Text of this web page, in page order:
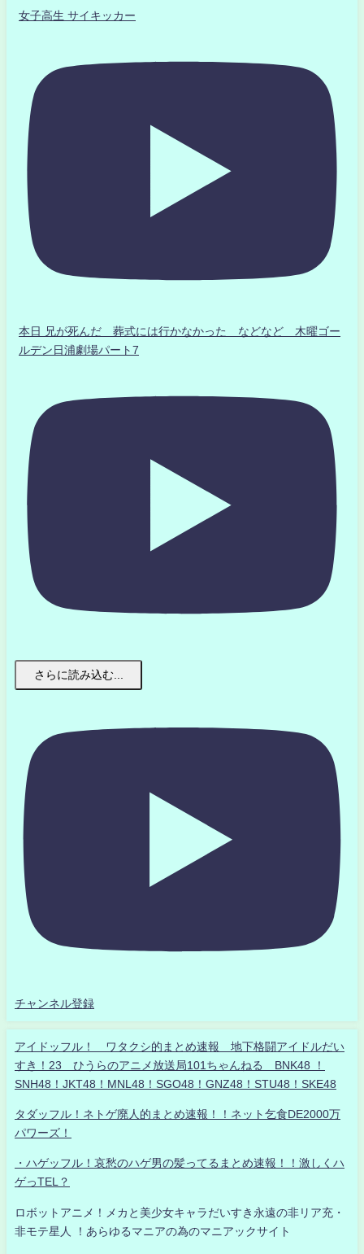
女子高生 サイキッカー
本日 兄が死んだ 葬式には行かなかった などなど 木曜ゴー
ルデン日浦劇場パート7
さらに読み込む...
チャンネル登録
アイドッフル！ ワタクシ的まとめ速報 地下格闘アイドルだい
すき！23 ひうらのアニメ放送局101ちゃんねる BNK48 ！
SNH48！JKT48！MNL48！SGO48！GNZ48！STU48！SKE48
タダッフル！ネトゲ廃人的まとめ速報！！ネット乞食DE2000万
パワーズ！
・ハゲッフル！哀愁のハゲ男の髪ってるまとめ速報！！激しくハ
ゲっTEL？
ロボットアニメ！メカと美少女キャラだいすき永遠の非リア充・
非モテ星人 ！あらゆるマニアの為のマニアックサイト